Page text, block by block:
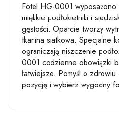
Fotel HG-0001 wyposażono
miękkie podłokietniki i
gęstości. Oparcie tworzy
tkanina siatkowa. Specjalne
ograniczają niszczenie
0001 codzienne obowiązki
łatwiejsze. Pomyśl o
pozycję i wybierz wygodny